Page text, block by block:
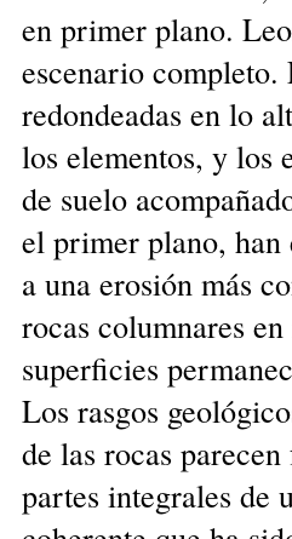
en primer plano.
escenario completo.
redondeadas en lo
los elementos, y los
de suelo
el primer plano, han
a una erosión más
rocas columnares
superficies
Los rasgos
de las rocas
partes integrales de